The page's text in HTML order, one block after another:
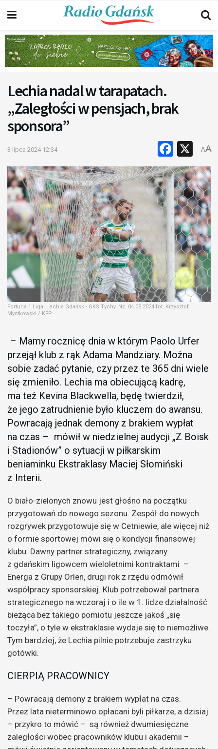
Lechia nadal w tarapatach.
„Zaległości w pensjach, brak
sponsora”
3 lipca 2024 12:34 X
AA
Fortuna 1 Liga. Lechia Gdańsk - GKS Tychy. Nz. 04.05.2024 fot. Krzysztof
Mystkowski / KFP
– Mamy rocznicę dnia w którym Paolo Urfer
przejął klub z rąk Adama Mandziary. Można
sobie zadać pytanie, czy przez te 365 dni wiele
się zmieniło. Lechia ma obiecującą kadrę,
ma też Kevina Blackwella, będę twierdził,
że jego zatrudnienie było kluczem do awansu.
Powracają jednak demony z brakiem wypłat
na czas – mówił w niedzielnej audycji „Z Boisk
i Stadionów” o sytuacji w piłkarskim
beniaminku Ekstraklasy Maciej Słomiński
z Interii.
O biało-zielonych znowu jest głośno na początku
przygotowań do nowego sezonu. Zespół do nowych
rozgrywek przygotowuje się w Cetniewie, ale więcej niż
o formie sportowej mówi się o kondycji finansowej
klubu. Dawny partner strategiczny, związany
z gdańskim ligowcem wieloletnimi kontraktami –
Energa z Grupy Orlen, drugi rok z rzędu odmówił
współpracy sponsorskiej. Klub potrzebował partnera
strategicznego na wczoraj i o ile w 1. lidze działalność
bieżąca bez takiego pomiotu jeszcze jakoś „się
toczyła”, o tyle w ekstraklasie wydaje się to niemożliwe.
Tym bardziej, że Lechia pilnie potrzebuje zastrzyku
gotówki.
CIERPIĄ PRACOWNICY
– Powracają demony z brakiem wypłat na czas.
Przez lata nieterminowo opłacani byli piłkarze, a dzisiaj
– przykro to mówić – są również dwumiesięczne
zaległości wobec pracowników klubu i akademii –